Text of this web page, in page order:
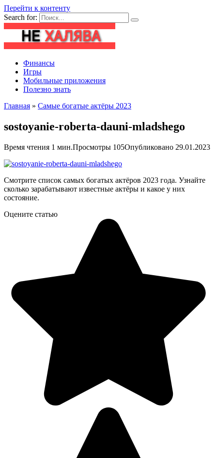
Перейти к контенту
Search for:
Финансы
Игры
Мобильные приложения
Полезно знать
Главная » Самые богатые актёры 2023
sostoyanie-roberta-dauni-mladshego
Время чтения 1 мин.Просмотры 105Опубликовано 29.01.2023
Смотрите список самых богатых актёров 2023 года. Узнайте
сколько зарабатывают известные актёры и какое у них
состояние.
Оцените статью